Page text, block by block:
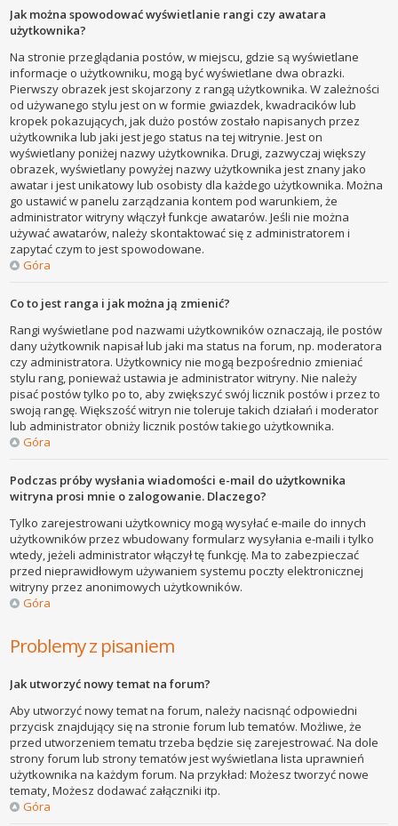
Jak można spowodować wyświetlanie rangi czy awatara
użytkownika?
Na stronie przeglądania postów, w miejscu, gdzie są wyświetlane
informacje o użytkowniku, mogą być wyświetlane dwa obrazki.
Pierwszy obrazek jest skojarzony z rangą użytkownika. W zależności
od używanego stylu jest on w formie gwiazdek, kwadracików lub
kropek pokazujących, jak dużo postów zostało napisanych przez
użytkownika lub jaki jest jego status na tej witrynie. Jest on
wyświetlany poniżej nazwy użytkownika. Drugi, zazwyczaj większy
obrazek, wyświetlany powyżej nazwy użytkownika jest znany jako
awatar i jest unikatowy lub osobisty dla każdego użytkownika. Można
go ustawić w panelu zarządzania kontem pod warunkiem, że
administrator witryny włączył funkcje awatarów. Jeśli nie można
używać awatarów, należy skontaktować się z administratorem i
zapytać czym to jest spowodowane.
Góra
Co to jest ranga i jak można ją zmienić?
Rangi wyświetlane pod nazwami użytkowników oznaczają, ile postów
dany użytkownik napisał lub jaki ma status na forum, np. moderatora
czy administratora. Użytkownicy nie mogą bezpośrednio zmieniać
stylu rang, ponieważ ustawia je administrator witryny. Nie należy
pisać postów tylko po to, aby zwiększyć swój licznik postów i przez to
swoją rangę. Większość witryn nie toleruje takich działań i moderator
lub administrator obniży licznik postów takiego użytkownika.
Góra
Podczas próby wysłania wiadomości e-mail do użytkownika
witryna prosi mnie o zalogowanie. Dlaczego?
Tylko zarejestrowani użytkownicy mogą wysyłać e-maile do innych
użytkowników przez wbudowany formularz wysyłania e-maili i tylko
wtedy, jeżeli administrator włączył tę funkcję. Ma to zabezpieczać
przed nieprawidłowym używaniem systemu poczty elektronicznej
witryny przez anonimowych użytkowników.
Góra
Problemy z pisaniem
Jak utworzyć nowy temat na forum?
Aby utworzyć nowy temat na forum, należy nacisnąć odpowiedni
przycisk znajdujący się na stronie forum lub tematów. Możliwe, że
przed utworzeniem tematu trzeba będzie się zarejestrować. Na dole
strony forum lub strony tematów jest wyświetlana lista uprawnień
użytkownika na każdym forum. Na przykład: Możesz tworzyć nowe
tematy, Możesz dodawać załączniki itp.
Góra